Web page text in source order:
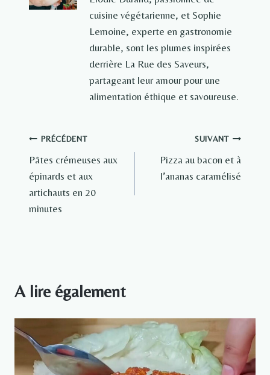
cuisine végétarienne, et Sophie
Lemoine, experte en gastronomie
durable, sont les plumes inspirées
derrière La Rue des Saveurs,
partageant leur amour pour une
alimentation éthique et savoureuse.
Navigation
de
l’article
PRÉCÉDENT
Pâtes crémeuses aux
épinards et aux
artichauts en 20
minutes
SUIVANT
Pizza au bacon et à
l’ananas caramélisé
A lire également